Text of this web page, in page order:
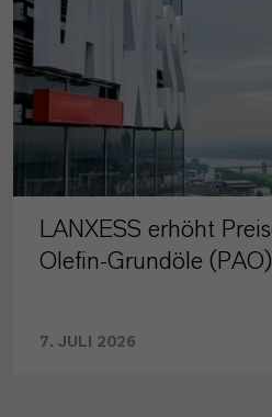
LANXESS erhöht
Olefin-Grundöle (PAO)
7. JULI 2026